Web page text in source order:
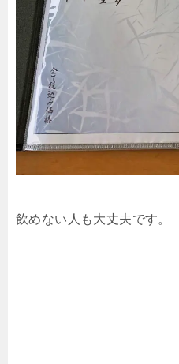
飲めない人も大丈夫です。